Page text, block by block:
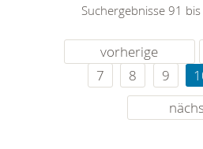
Suchergebnisse 91
vorherige
7
8 9